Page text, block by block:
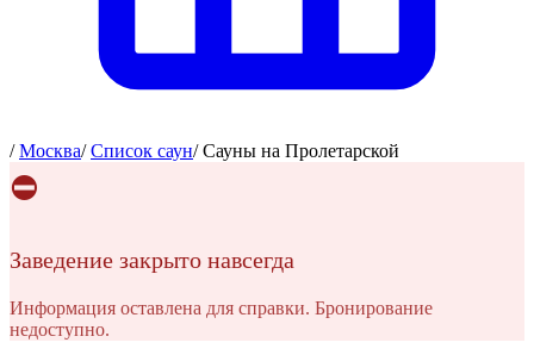
/ Москва/ Список саун/ Сауны на Пролетарской
⛔
Заведение закрыто навсегда
Информация оставлена для справки. Бронирование
недоступно.